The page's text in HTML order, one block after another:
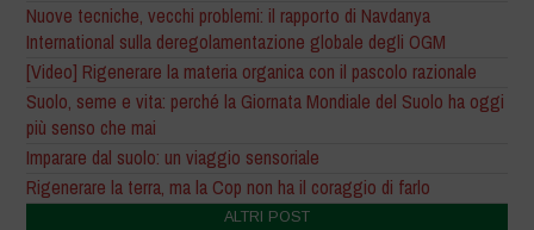
Nuove tecniche, vecchi problemi: il rapporto di Navdanya
International sulla deregolamentazione globale degli OGM
[Video] Rigenerare la materia organica con il pascolo razionale
Suolo, seme e vita: perché la Giornata Mondiale del Suolo ha oggi
più senso che mai
Imparare dal suolo: un viaggio sensoriale
Rigenerare la terra, ma la Cop non ha il coraggio di farlo
ALTRI POST